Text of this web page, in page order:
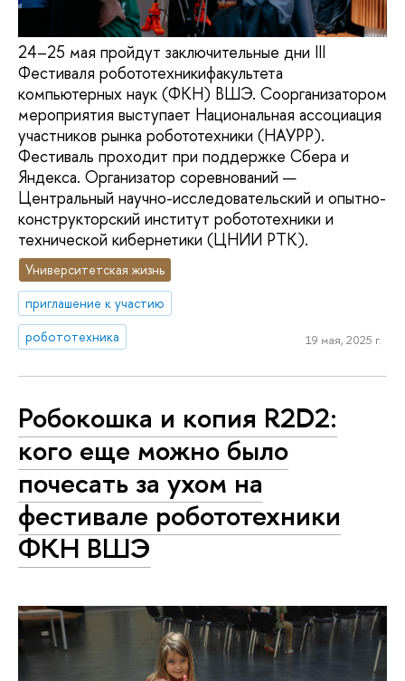
24–25 мая пройдут заключительные дни III
Фестиваля робототехникифакультета
компьютерных наук (ФКН) ВШЭ. Соорганизатором
мероприятия выступает Национальная ассоциация
участников рынка робототехники (НАУРР).
Фестиваль проходит при поддержке Сбера и
Яндекса. Организатор соревнований —
Центральный научно-исследовательский и опытно-
конструкторский институт робототехники и
технической кибернетики (ЦНИИ РТК).
Университетская жизнь
приглашение к участию
робототехника
19 мая, 2025 г.
Робокошка и копия R2D2:
кого еще можно было
почесать за ухом на
фестивале робототехники
ФКН ВШЭ